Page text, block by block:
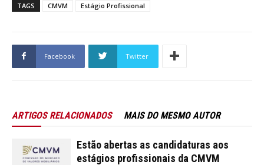
TAGS CMVM Estágio Profissional
Facebook Twitter
ARTIGOS RELACIONADOS MAIS DO MESMO AUTOR
Estão abertas as candidaturas aos
estágios profissionais da CMVM